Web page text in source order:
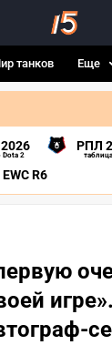
танков Еще
Dota 2
РПЛ
EWC R6